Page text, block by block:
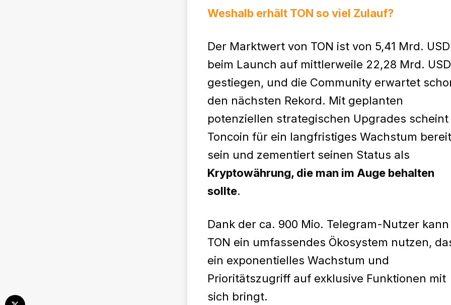
Weshalb erhält TON so viel Zulauf?
Der Marktwert von TON ist von 5,41 Mrd. USD
beim Launch auf mittlerweile 22,28 Mrd. USD
gestiegen, und die Community erwartet
den nächsten Rekord. Mit geplanten
potenziellen strategischen Upgrades scheint
Toncoin für ein langfristiges Wachstum
sein und zementiert seinen Status als
Kryptowährung, die man im Auge behalten
sollte.
Dank der ca. 900 Mio. Telegram-Nutzer kann
TON ein umfassendes Ökosystem nutzen,
ein exponentielles Wachstum und
Prioritätszugriff auf exklusive Funktionen mit
sich bringt.